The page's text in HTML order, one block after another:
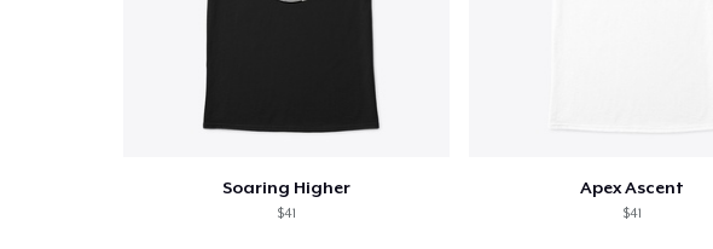
Soaring Higher
$41
Apex Ascent
$41